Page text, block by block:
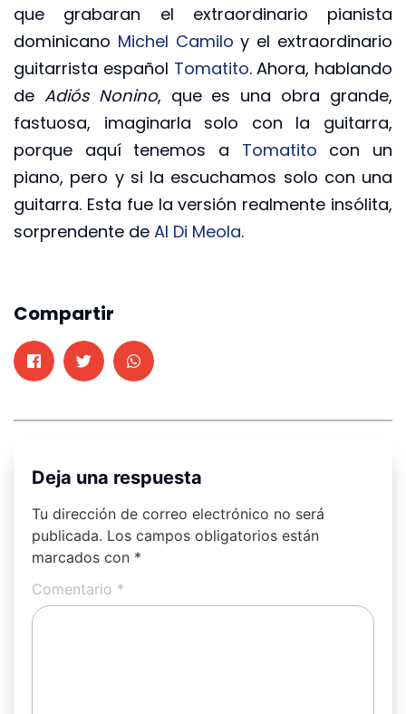
que grabaran el extraordinario pianista
dominicano Michel Camilo y el extraordinario
guitarrista español Tomatito. Ahora, hablando
de Adiós Nonino, que es una obra grande,
fastuosa, imaginarla solo con la guitarra,
porque aquí tenemos a Tomatito con un
piano, pero y si la escuchamos solo con una
guitarra. Esta fue la versión realmente insólita,
sorprendente de Al Di Meola.
Compartir
Deja una respuesta
Tu dirección de correo electrónico no será
publicada. Los campos obligatorios están
marcados con *
Comentario *